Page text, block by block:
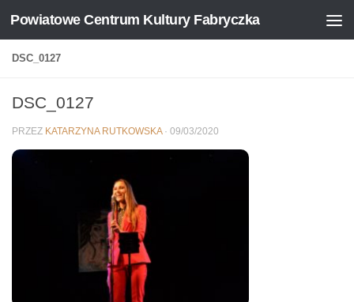
Skip to content
Powiatowe Centrum Kultury Fabryczka
DSC_0127
DSC_0127
PRZEZ KATARZYNA RUTKOWSKA · 09/03/2020